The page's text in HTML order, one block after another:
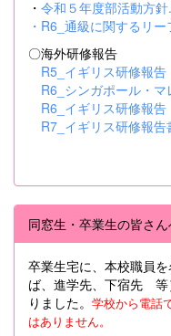
・ 令和５年度部活動方
・ R6_通級に関するリ
〇海外研修報告
R5_イギリス研修報告
R6_シンガポール・
R6_イギリス研修報告
R7_イギリス研修報告
同窓生・卒業生の皆さ
卒業生宅に、本校職員
ば、進学先、下宿先 等
りました。 学校から電話
はありません。